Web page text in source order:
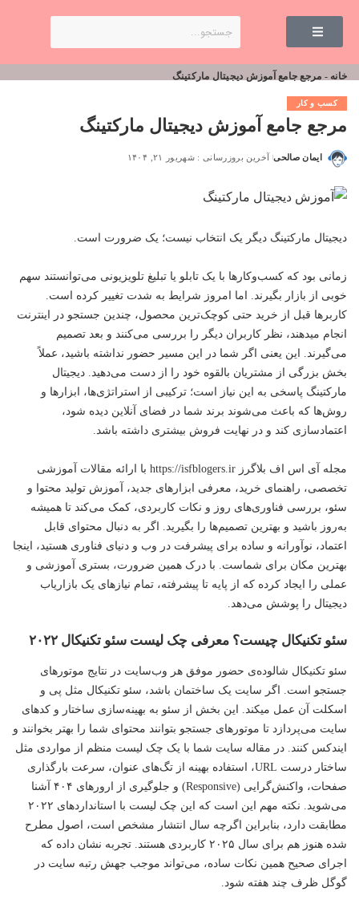
خانه - مرجع جامع آموزش دیجیتال مارکتینگ
کسب و کار
مرجع جامع آموزش دیجیتال مارکتینگ
ایمان صالحی آخرین بروزرسانی : شهریور ۲۱, ۱۴۰۴
دیجیتال مارکتینگ دیگر یک انتخاب نیست؛ یک ضرورت است.
زمانی بود که کسب‌وکارها با یک تابلو یا تبلیغ تلویزیونی می‌توانستند سهم
خوبی از بازار بگیرند. اما امروز شرایط به شدت تغییر کرده است.
کاربرها قبل از خرید حتی کوچک‌ترین محصول، چندین جستجو در اینترنت
انجام میدهند، نظر کاربران دیگر را بررسی می‌کنند و بعد تصمیم
می‌گیرند. این یعنی اگر شما در این مسیر حضور نداشته باشید، عملاً
بخش بزرگی از مشتریان بالقوه خود را از دست می‌دهید. دیجیتال
مارکتینگ پاسخی به این نیاز است؛ ترکیبی از استراتژی‌ها، ابزارها و
روش‌ها که باعث می‌شوند برند شما در فضای آنلاین دیده شود،
اعتمادسازی کند و در نهایت فروش بیشتری داشته باشد.
مجله آی اس اف بلاگرز https://isfblogers.ir با ارائه مقالات آموزشی
تخصصی، راهنمای خرید، معرفی ابزارهای جدید، آموزش تولید محتوا و
سئو، بررسی فناوری‌های روز و نکات کاربردی، کمک می‌کند تا همیشه
به‌روز باشید و بهترین تصمیم‌ها را بگیرید. اگر به دنبال محتوای قابل
اعتماد، نوآورانه و ساده برای پیشرفت در وب و دنیای فناوری هستید، اینجا
بهترین مکان برای شماست. با درک همین ضرورت، بستری آموزشی و
عملی را ایجاد کرده که از پایه تا پیشرفته، تمام نیازهای یک بازاریاب
دیجیتال را پوشش می‌دهد.
سئو تکنیکال چیست؟ معرفی چک لیست سئو تکنیکال ۲۰۲۲
سئو تکنیکال شالوده‌ی حضور موفق هر وب‌سایت در نتایج موتورهای
جستجو است. اگر سایت یک ساختمان باشد، سئو تکنیکال مثل پی و
اسکلت آن عمل میکند. این بخش از سئو به بهینه‌سازی ساختار و کدهای
سایت می‌پردازد تا موتورهای جستجو بتوانند محتوای شما را بهتر بخوانند و
ایندکس کنند. در مقاله سایت شما با یک چک لیست منظم از مواردی مثل
ساختار درست URL، استفاده بهینه از تگ‌های عنوان، سرعت بارگذاری
صفحات، واکنش‌گرایی (Responsive) و جلوگیری از ارورهای ۴۰۴ آشنا
می‌شوید. نکته مهم این است که این چک لیست با استانداردهای ۲۰۲۲
مطابقت دارد، بنابراین اگرچه سال انتشار مشخص است، اصول مطرح
شده هنوز هم برای سال ۲۰۲۵ کاربردی هستند. تجربه نشان داده که
اجرای صحیح همین نکات ساده، می‌تواند موجب جهش رتبه سایت در
گوگل ظرف چند هفته شود.